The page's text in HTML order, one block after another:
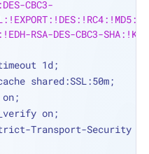
CBC3-
RSA-DES-CBC3-
1d;
shared:SSL:50m;
on;
on;
Strict-Transport-Security